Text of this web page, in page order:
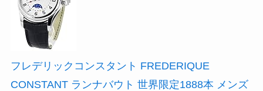
フレデリックコンスタント FREDERIQUE
CONSTANT ランナバウト 世界限定1888本 メンズ